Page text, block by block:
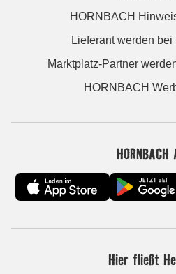
HORNBACH
Lieferant werden
Marktplatz-Partner
HORNBACH
HORNBACH
Hier fließt